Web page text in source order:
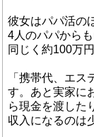
彼女はパパ活の
4人のパパから
同じく約100万
「携帯代、エ
す。あと実家に
ら現金を渡した
収入になるのは